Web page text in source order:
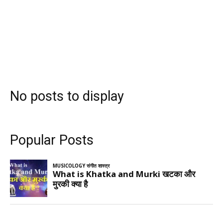
No posts to display
Popular Posts